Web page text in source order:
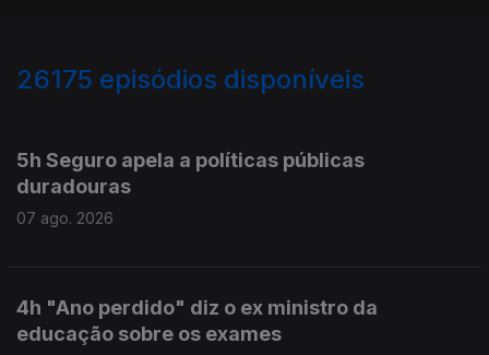
26175 episódios disponíveis
5h Seguro apela a políticas públicas
duradouras
07 ago. 2026
4h "Ano perdido" diz o ex ministro da
educação sobre os exames